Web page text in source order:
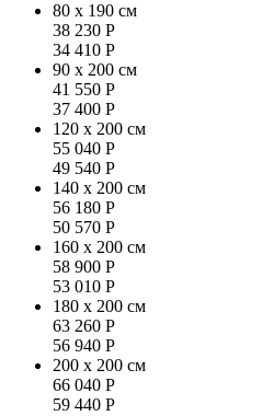
80 x 190 см
38 230 Р
34 410 Р
90 x 200 см
41 550 Р
37 400 Р
120 x 200 см
55 040 Р
49 540 Р
140 x 200 см
56 180 Р
50 570 Р
160 x 200 см
58 900 Р
53 010 Р
180 x 200 см
63 260 Р
56 940 Р
200 x 200 см
66 040 Р
59 440 Р